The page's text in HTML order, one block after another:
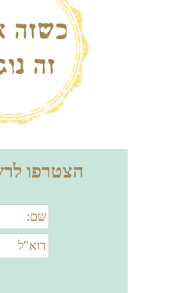
הצטרפו